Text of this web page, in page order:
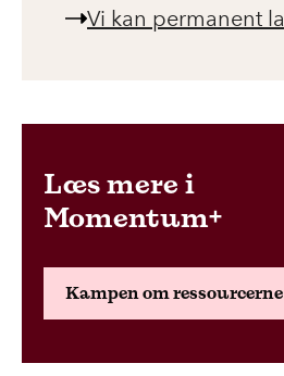
Vi kan permanent
Læs mere i
Momentum+
Kampen om ressourcerne